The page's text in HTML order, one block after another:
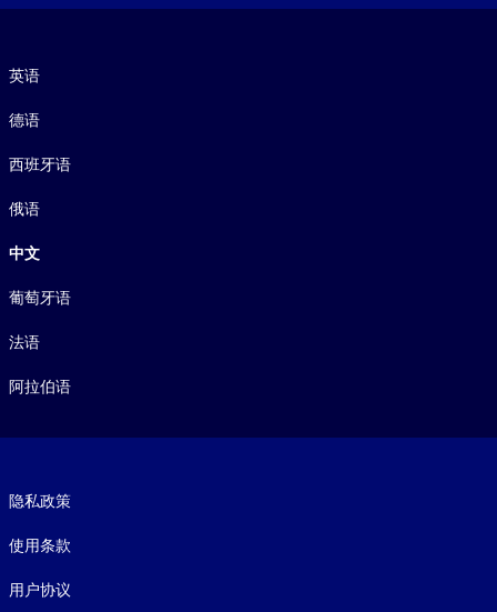
英语
德语
西班牙语
俄语
中文
葡萄牙语
法语
阿拉伯语
隐私政策
使用条款
用户协议